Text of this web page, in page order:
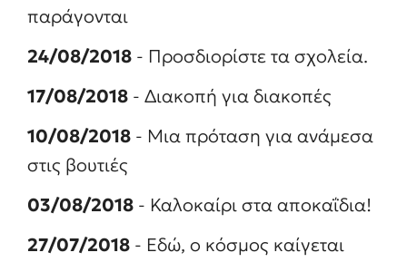
παράγονται
24/08/2018 - Προσδιορίστε τα σχολεία.
17/08/2018 - Διακοπή για διακοπές
10/08/2018 - Μια πρόταση για ανάμεσα
στις βουτιές
03/08/2018 - Καλοκαίρι στα αποκαΐδια!
27/07/2018 - Εδώ, ο κόσμος καίγεται